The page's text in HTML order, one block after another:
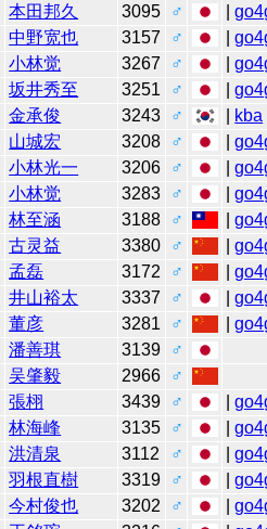
本田邦久 3095 ♂ |
中野宽也 3157 ♂ |
小林觉 3267 ♂ |
坂井秀至 3251 ♂ |
金承俊 3243 ♂ kba
山城宏 3208 ♂ |
小林光一 3206 ♂ |
小林觉 3283 ♂ |
林至涵 3188 ♂ |
古灵益 3380 ♂ |
孟磊 3172 ♂ |
井山裕太 3337 ♂ |
董彦 3281 ♂ |
潘善琪 3139
♂
吴肇毅 2966
♂
張栩 3439 ♂ |
林海峰 3135 ♂ |
洪清泉 3112 ♂ |
羽根直樹 3319 ♂ |
今村俊也 3202 ♂ |